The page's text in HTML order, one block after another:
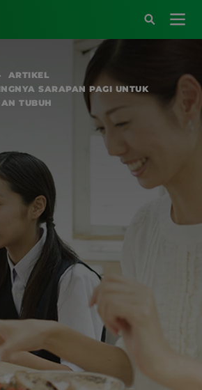
halaman berikut:
BERENERGI
BEKAL BERENERGI
KREASI RESEP
ARTIKEL
SARAPAN PAGI UNTUK
TUBUH